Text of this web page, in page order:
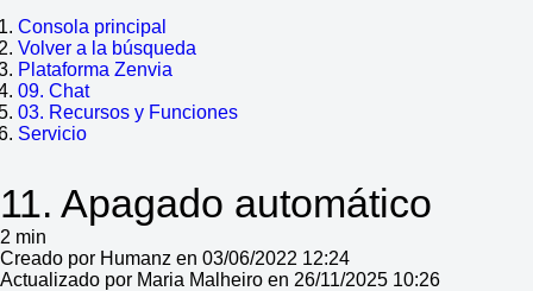
Consola principal
Volver a la búsqueda
Plataforma Zenvia
09. Chat
03. Recursos y Funciones
Servicio
11. Apagado automático
2 min
Creado por Humanz en 03/06/2022 12:24
Actualizado por Maria Malheiro en 26/11/2025 10:26